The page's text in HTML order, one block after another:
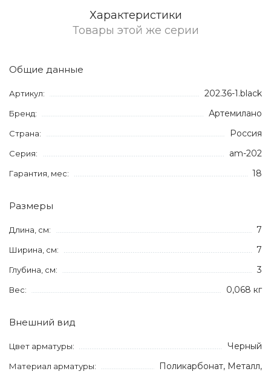
Характеристики
Товары этой же серии
Общие данные
Артикул: 202.36-1.black
Бренд: Артемилано
Страна: Россия
Серия: am-202
Гарантия, мес: 18
Размеры
Длина, см: 7
Ширина, см: 7
Глубина, см: 3
Вес: 0,068 кг
Внешний вид
Цвет арматуры: Черный
Материал арматуры: Поликарбонат, Металл,